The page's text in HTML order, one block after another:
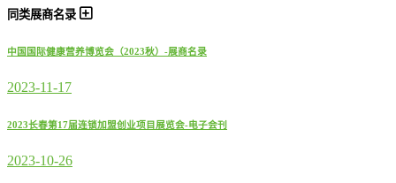
同类展商名录
中国国际健康营养博览会（2023秋）-展商名录
2023-11-17
2023长春第17届连锁加盟创业项目展览会-电子会刊
2023-10-26